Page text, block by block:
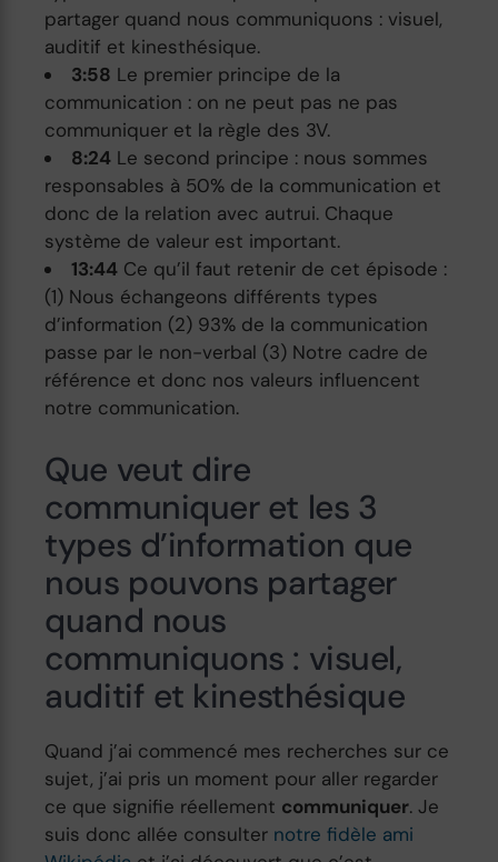
partager quand nous communiquons : visuel,
auditif et kinesthésique.
3:58 Le premier principe de la
communication : on ne peut pas ne pas
communiquer et la règle des 3V.
8:24 Le second principe : nous sommes
responsables à 50% de la communication et
donc de la relation avec autrui. Chaque
système de valeur est important.
13:44 Ce qu’il faut retenir de cet épisode :
(1) Nous échangeons différents types
d’information (2) 93% de la communication
passe par le non-verbal (3) Notre cadre de
référence et donc nos valeurs influencent
notre communication.
Que veut dire
communiquer et les 3
types d’information que
nous pouvons partager
quand nous
communiquons : visuel,
auditif et kinesthésique
Quand j’ai commencé mes recherches sur ce
sujet, j’ai pris un moment pour aller regarder
ce que signifie réellement communiquer. Je
suis donc allée consulter notre fidèle ami